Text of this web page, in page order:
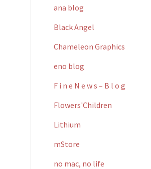
ana blog
Black Angel
Chameleon Graphics
eno blog
F i n e N e w s – B l o g
Flowers'Children
Lithium
mStore
no mac, no life